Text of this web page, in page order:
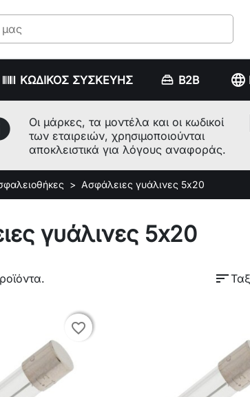
ΚΩΔΙΚΟΣ ΣΥΣΚΕΥΗΣ B2B language
Οι μάρκες, τα μοντέλα και οι κωδικοί
των εταιρειών, χρησιμοποιούνται
αποκλειστικά για λόγους αναφοράς.
Ασφάλειες γυάλινες 5x20
γυάλινες 5x20
sort
favorite_border
favorite_border